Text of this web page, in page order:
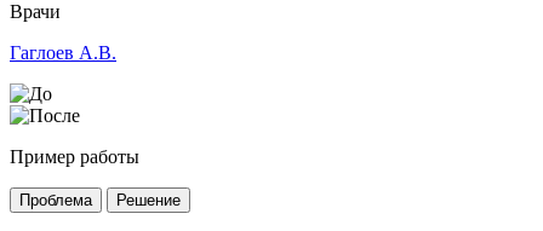
Врачи
Гаглоев А.В.
Пример работы
Проблема Решение